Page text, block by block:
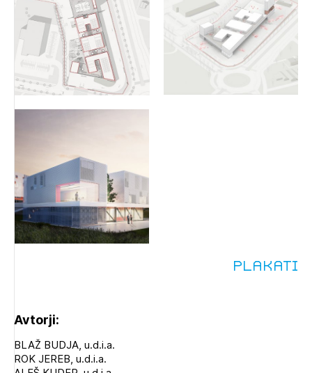
Plakati
Avtorji:
BLAŽ BUDJA, u.d.i.a.
ROK JEREB, u.d.i.a.